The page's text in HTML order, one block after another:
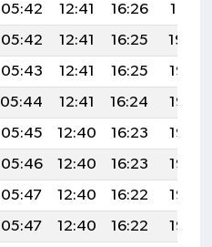
05:42 12:41 16:26
19:31
05:42 12:41 16:25
19:30
05:43 12:41 16:25
19:28
05:44 12:41 16:24
19:27
05:45 12:40 16:23
19:26
05:46 12:40 16:23
19:25
05:47 12:40 16:22
19:23
05:47 12:40 16:22
19:22